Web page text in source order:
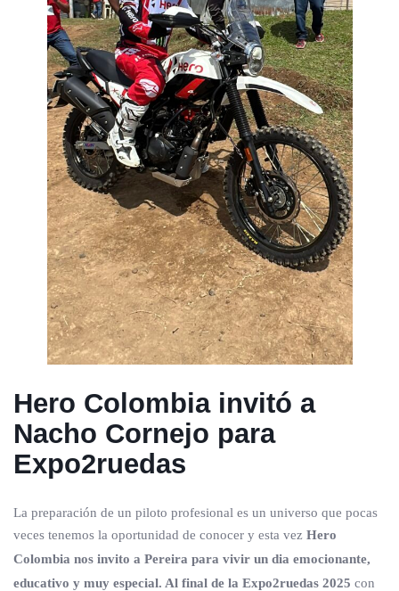
Hero Colombia invitó a
Nacho Cornejo para
Expo2ruedas
La preparación de un piloto profesional es un universo que pocas
veces tenemos la oportunidad de conocer y esta vez Hero
Colombia nos invito a Pereira para vivir un dia emocionante,
educativo y muy especial. Al final de la Expo2ruedas 2025 con